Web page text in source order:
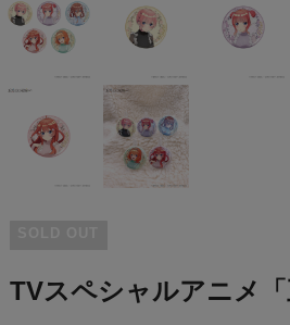
TVスペシャルアニメ